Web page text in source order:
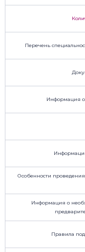
Перечень
Информация
Особенности
Информация о
Правила